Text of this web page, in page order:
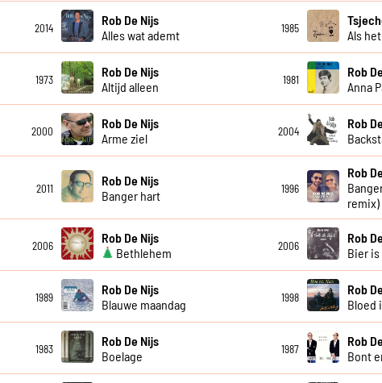
2014
Rob De Nijs
Alles wat ademt
1985
Als
1973
Rob De Nijs
Altijd alleen
1981
Rob
Anna
2000
Rob De Nijs
Arme ziel
2004
Rob
2011
Rob De Nijs
Banger hart
1996
Rob
remix)
2006
Rob De Nijs
Bethlehem
2006
Rob
Bier
1989
Rob De Nijs
Blauwe maandag
1998
Rob
Bloed
1983
Rob De Nijs
Boelage
1987
Rob
Bont